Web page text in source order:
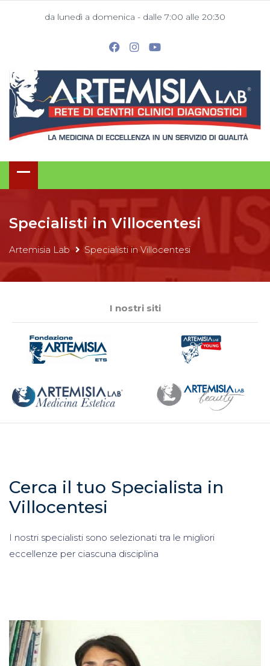
da lunedì a domenica - dalle 7:00 alle 20:30
Specialisti in Villocentesi
Artemisia Lab Specialisti in Villocentesi
I nostri siti
Cerca il tuo Specialista in
Villocentesi
I nostri specialisti sono selezionati tra le migliori
eccellenze per ciascuna disciplina